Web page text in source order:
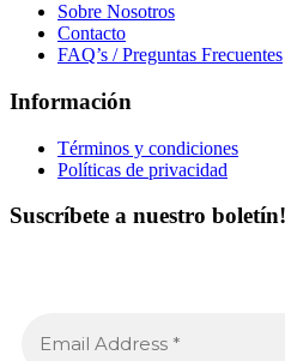
Sobre Nosotros
Contacto
FAQ’s / Preguntas Frecuentes
Información
Términos y condiciones
Políticas de privacidad
Suscríbete a nuestro boletín!